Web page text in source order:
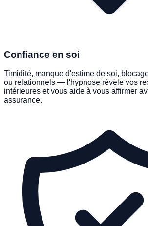
Confiance en soi
Timidité, manque d'estime de soi,
ou relationnels — l'hypnose révèle vos
intérieures et vous aide à vous affirmer
assurance.